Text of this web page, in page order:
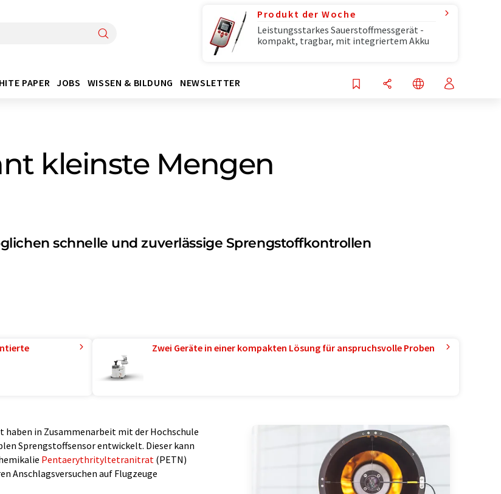
Produkt der Woche
Leistungsstarkes Sauerstoffmessgerät -
kompakt, tragbar, mit integriertem Akku
PAPER JOBS WISSEN & BILDUNG NEWSLETTER
kleinste Mengen
schnelle und zuverlässige Sprengstoffkontrollen
Zwei Geräte in einer kompakten Lösung für anspruchsvolle Proben
in Zusammenarbeit mit der Hochschule
Sprengstoffsensor entwickelt. Dieser kann
Pentaerythrityltetranitrat (PETN)
Anschlagsversuchen auf Flugzeuge